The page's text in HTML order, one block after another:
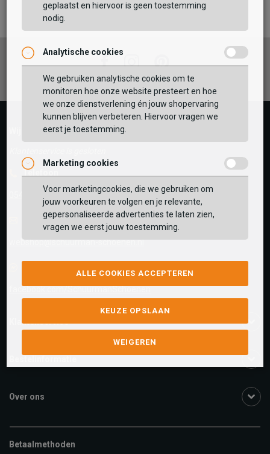
TOEVOEGEN AAN WINKELTAS
GEBRUIK MIJN LOCATIE
Zoek op postcode of gebruik jouw locatie om de
voorraad in een van onze winkels te bekijken.
BEKIJK WINKELTAS
VERDER WINKELEN
Vaak samen gekocht met
Wij helpen je graag!
Telefoon
0545-280081
E-mail Antwoord binnen 24 uur
webshop@schuurman-schoenen.nl
facebook.com/SchuurmanSchoenen
Klantenservice
Over ons
Betaalmethoden
geplaatst en hiervoor is geen toestemming
nodig.
Analytische cookies
We gebruiken analytische cookies om te
monitoren hoe onze website presteert en hoe
we onze dienstverlening én jouw shopervaring
kunnen blijven verbeteren. Hiervoor vragen we
eerst je toestemming.
Marketing cookies
Voor marketingcookies, die we gebruiken om
jouw voorkeuren te volgen en je relevante,
gepersonaliseerde advertenties te laten zien,
vragen we eerst jouw toestemming.
ALLE COOKIES ACCEPTEREN
KEUZE OPSLAAN
WEIGEREN